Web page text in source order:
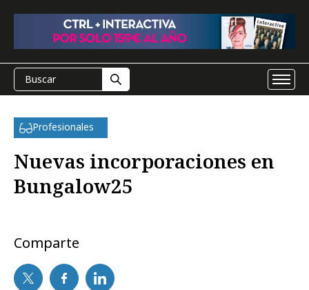
Profesionales
Nuevas incorporaciones en
Bungalow25
Comparte